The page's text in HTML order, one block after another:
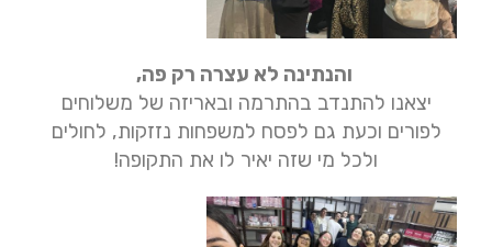
והנתינה לא עצרה רק פה,
יצאנו להתנדב בהתרמה ובאריזה של משלוחים
לפורים וכעת גם לפסח למשפחות נזזקות, לחולים
ולכל מי שזה יאיר לו את התקופה!